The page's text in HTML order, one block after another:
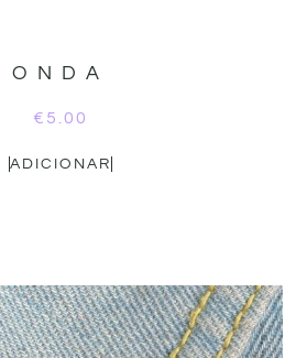
ONDA
€ 5.00
ADICIONAR